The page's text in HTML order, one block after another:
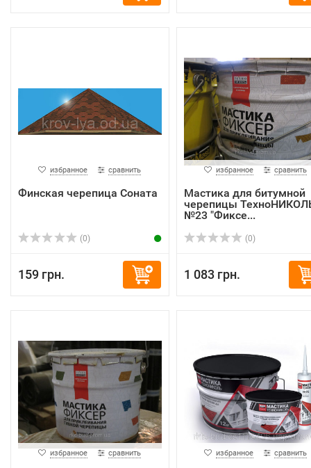
избранное сравнить
Финская черепица Соната
(0)
159 грн.
избранное сравнить
Мастика для битумной
черепицы
№23 "Фиксе...
(0)
1 083 грн.
избранное сравнить избранное сравнить